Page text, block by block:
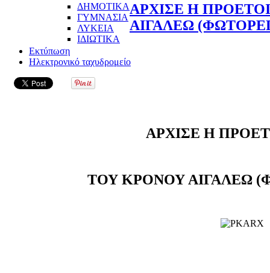
ΔΗΜΟΤΙΚΑ
ΓΥΜΝΑΣΙΑ
ΛΥΚΕΙΑ
ΙΔΙΩΤΙΚΑ
ΑΡΧΙΣΕ Η
ΑΙΓΑΛΕΩ
Εκτύπωση
Ηλεκτρονικό ταχυδρομείο
ΑΡΧΙΣΕ Η
ΤΟΥ ΚΡΟΝΟΥ ΑΙΓΑΛΕΩ